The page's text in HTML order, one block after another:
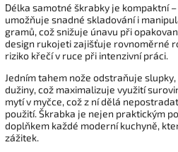
Délka samotné škrabky je kompaktní
umožňuje snadné skladování i
gramů, což snižuje únavu při
design rukojeti zajišťuje rovnoměrné
riziko křečí v ruce při intenzivní práci.
Jedním tahem nože odstraňuje
dužiny, což maximalizuje využití
mytí v myčce, což z ní dělá
použití. Škrabka je nejen praktickým
doplňkem každé moderní kuchyně,
zážitek.